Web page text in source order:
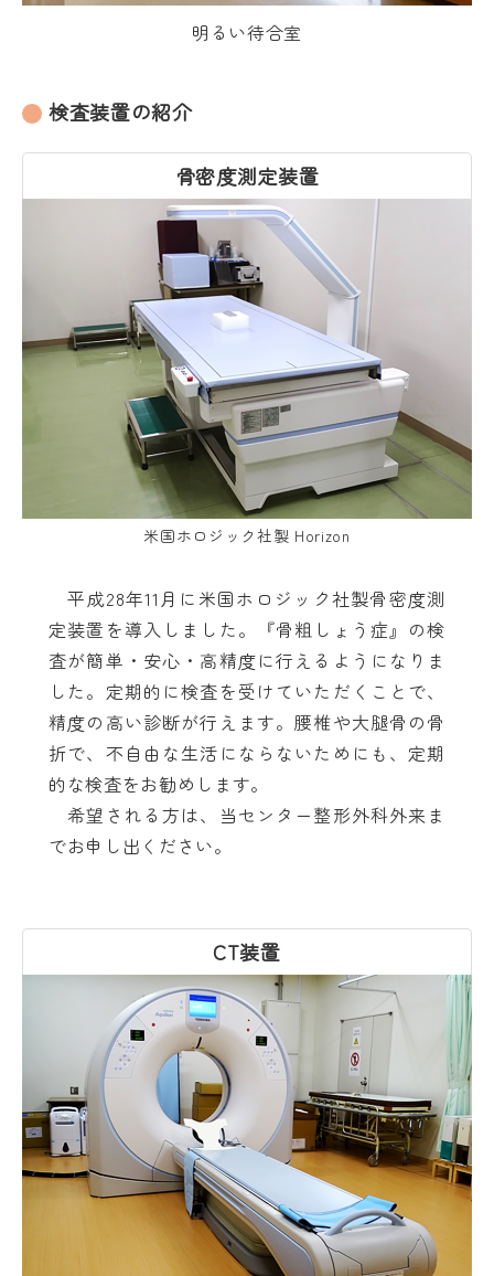
明るい待合室
検査装置の紹介
骨密度測定装置
米国ホロジック社製 Horizon
平成28年11月に米国ホロジック社製骨密度測
定装置を導入しました。『骨粗しょう症』の検
査が簡単・安心・高精度に行えるようになりま
した。定期的に検査を受けていただくことで、
精度の高い診断が行えます。腰椎や大腿骨の骨
折で、不自由な生活にならないためにも、定期
的な検査をお勧めします。
希望される方は、当センター整形外科外来ま
でお申し出ください。
CT装置